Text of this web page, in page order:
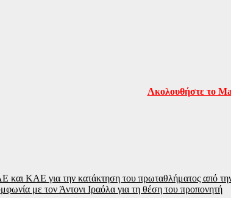
Ακολουθήστε το
και ΚΑΕ για την κατάκτηση του πρωταθλήματος από
με τον Άντονι Ιραόλα για τη θέση του προπονητή